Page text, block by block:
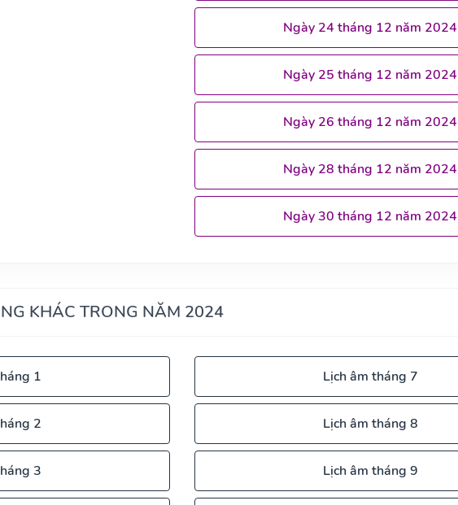
Ngày 24 tháng 12 năm 2024
Ngày 25 tháng 12 năm 2024
Ngày 26 tháng 12 năm 2024
Ngày 28 tháng 12 năm 2024
Ngày 30 tháng 12 năm 2024
KHÁC TRONG NĂM 2024
1
2
3
Lịch âm tháng 7
Lịch âm tháng 8
Lịch âm tháng 9